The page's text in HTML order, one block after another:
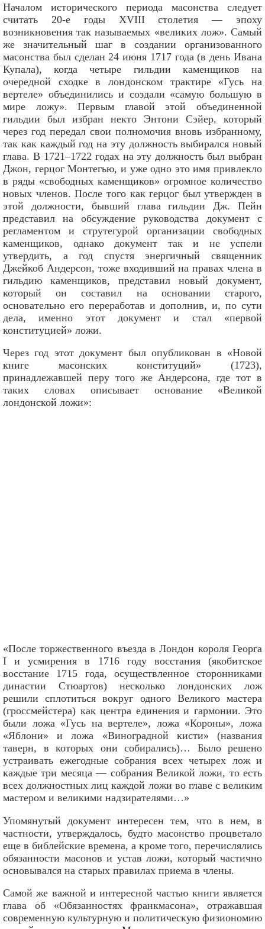
Началом исторического периода масонства следует
считать 20-е годы XVIII столетия — эпоху
возникновения так называемых «великих лож». Самый
же значительный шаг в создании организованного
масонства был сделан 24 июня 1717 года (в день Ивана
Купала), когда четыре гильдии каменщиков на
очередной сходке в лондонском трактире «Гусь на
вертеле» объединились и создали «самую большую в
мире ложу». Первым главой этой объединенной
гильдии был избран некто Энтони Сэйер, который
через год передал свои полномочия вновь избранному,
так как каждый год на эту должность выбирался новый
глава. В 1721–1722 годах на эту должность был выбран
Джон, герцог Монтегью, и уже одно это имя привлекло
в ряды «свободных каменщиков» огромное количество
новых членов. После того как герцог был утвержден в
этой должности, бывший глава гильдии Дж. Пейн
представил на обсуждение руководства документ с
регламентом и струтегурой организации свободных
каменщиков, однако документ так и не успели
утвердить, а год спустя энергичный священник
Джейкоб Андерсон, тоже входивший на правах члена в
гильдию каменщиков, представил новый документ,
который он составил на основании старого,
основательно его переработав и дополнив, и, по сути
дела, именно этот документ и стал «первой
конституцией» ложи.
Через год этот документ был опубликован в «Новой
книге масонских конституций» (1723),
принадлежавшей перу того же Андерсона, где тот в
таких словах описывает основание «Великой
лондонской ложи»:
«После торжественного въезда в Лондон короля Георга
I и усмирения в 1716 году восстания (якобитское
восстание 1715 года, осуществленное сторонниками
династии Стюартов) несколько лондонских лож
решили сплотиться вокруг одного Великого мастера
(гроссмейстера) как центра единения и гармонии. Это
были ложа «Гусь на вертеле», ложа «Короны», ложа
«Яблони» и ложа «Виноградной кисти» (названия
таверн, в которых они собирались)… Было решено
устраивать ежегодные собрания всех четырех лож и
каждые три месяца — собрания Великой ложи, то есть
всех должностных лиц каждой ложи во главе с великим
мастером и великими надзирателями…»
Упомянутый документ интересен тем, что в нем, в
частности, утверждалось, будто масонство процветало
еще в библейские времена, а кроме того, перечислялись
обязанности масонов и устав ложи, который частично
основывался на старых правилах приема в члены.
Самой же важной и интересной частью книги является
глава об «Обязанностях франкмасона», отражавшая
современную культурную и политическую физиономию